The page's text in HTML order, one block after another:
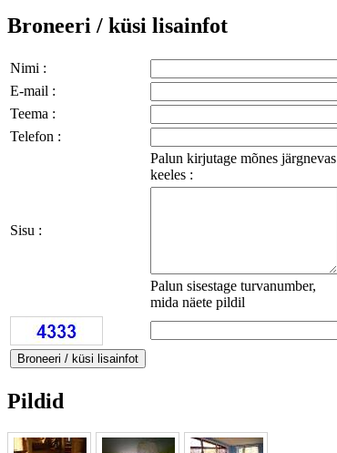
Broneeri / küsi lisainfot
Nimi :
E-mail :
Teema :
Telefon :
Palun kirjutage mõnes järgnevas
keeles :
Sisu :
Palun sisestage turvanumber,
mida näete pildil
Pildid